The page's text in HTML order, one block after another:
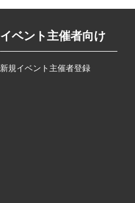
イベント主催者向け
新規イベント主催者登録